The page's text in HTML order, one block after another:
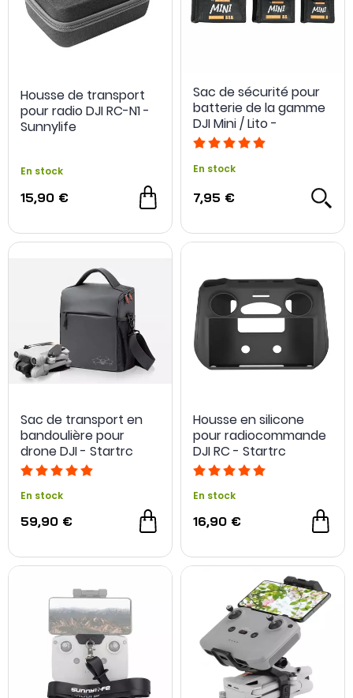
Housse de transport
pour radio DJI RC-N1 -
Sunnylife
En stock
15,90 €
Sac de sécurité pour
batterie de la gamme
DJI Mini / Lito -
Sunnylife
En stock
7,95 €
Sac de transport en
bandoulière pour
drone DJI - Startrc
En stock
59,90 €
Housse en silicone
pour radiocommande
DJI RC - Startrc
En stock
16,90 €